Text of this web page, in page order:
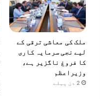
ملک کی معاشی ترقی کے
لیے نجی سرمایہ کاری
کا فروغ ناگزیر ہے،
وزیراعظم
2 دن پہلے